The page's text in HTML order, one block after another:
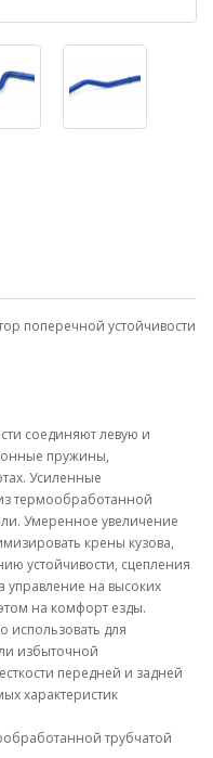
поперечной устойчивости
соединяют левую и
пружины,
Усиленные
термообработанной
Умеренное увеличение
крены кузова,
устойчивости, сцепления
управление на высоких
на комфорт езды.
использовать для
избыточной
передней и задней
характеристик
трубчатой